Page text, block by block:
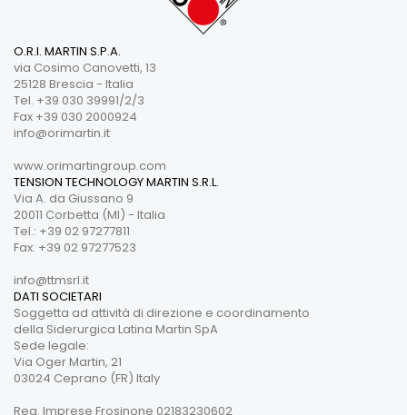
O.R.I. MARTIN S.P.A.
via Cosimo Canovetti, 13
25128 Brescia - Italia
Tel. +39 030 39991/2/3
Fax +39 030 2000924
info@orimartin.it
www.orimartingroup.com
TENSION TECHNOLOGY MARTIN S.R.L.
Via A. da Giussano 9
20011 Corbetta (MI) - Italia
Tel.: +39 02 97277811
Fax: +39 02 97277523
info@ttmsrl.it
DATI SOCIETARI
Soggetta ad attività di direzione e coordinamento
della Siderurgica Latina Martin SpA
Sede legale:
Via Oger Martin, 21
03024 Ceprano (FR) Italy
Reg. Imprese Frosinone 02183230602